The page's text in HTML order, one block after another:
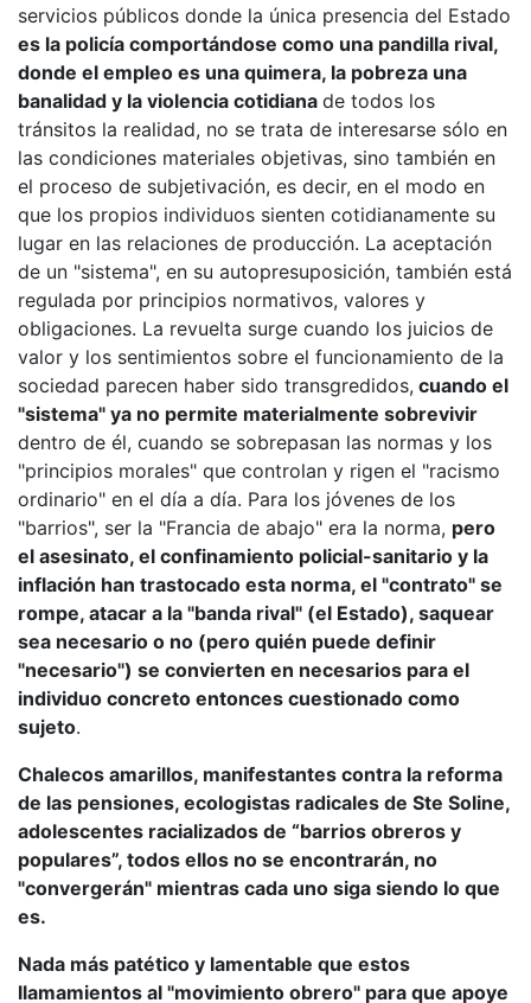
servicios públicos donde la única presencia del Estado
es la policía comportándose como una pandilla rival,
donde el empleo es una quimera, la pobreza una
banalidad y la violencia cotidiana de todos los
tránsitos la realidad, no se trata de interesarse sólo en
las condiciones materiales objetivas, sino también en
el proceso de subjetivación, es decir, en el modo en
que los propios individuos sienten cotidianamente su
lugar en las relaciones de producción. La aceptación
de un "sistema", en su autopresuposición, también está
regulada por principios normativos, valores y
obligaciones. La revuelta surge cuando los juicios de
valor y los sentimientos sobre el funcionamiento de la
sociedad parecen haber sido transgredidos, cuando el
"sistema" ya no permite materialmente sobrevivir
dentro de él, cuando se sobrepasan las normas y los
"principios morales" que controlan y rigen el "racismo
ordinario" en el día a día. Para los jóvenes de los
"barrios", ser la "Francia de abajo" era la norma, pero
el asesinato, el confinamiento policial-sanitario y la
inflación han trastocado esta norma, el "contrato" se
rompe, atacar a la "banda rival" (el Estado), saquear
sea necesario o no (pero quién puede definir
"necesario") se convierten en necesarios para el
individuo concreto entonces cuestionado como
sujeto.
Chalecos amarillos, manifestantes contra la reforma
de las pensiones, ecologistas radicales de Ste Soline,
adolescentes racializados de “barrios obreros y
populares”, todos ellos no se encontrarán, no
"convergerán" mientras cada uno siga siendo lo que
es.
Nada más patético y lamentable que estos
llamamientos al "movimiento obrero" para que apoye